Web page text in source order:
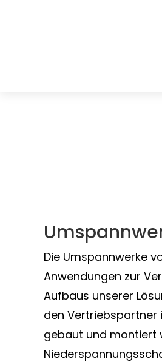
Die Umspannwerke
Anwendungen zur
Aufbaus unserer
den Vertriebspartner
gebaut und montiert